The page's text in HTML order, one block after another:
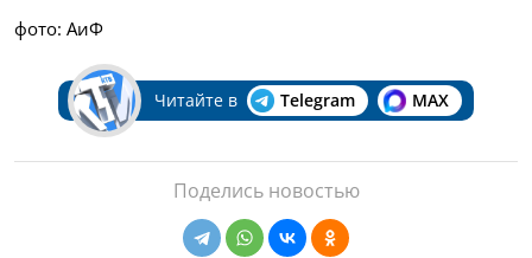
фото: АиФ
Читайте в Telegram MAX
Поделись новостью